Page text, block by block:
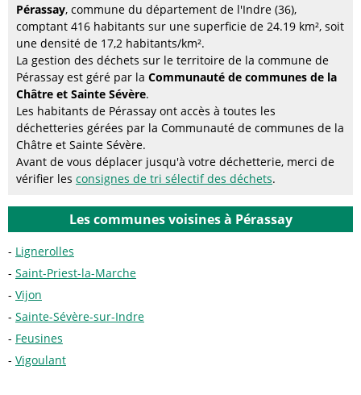
Pérassay, commune du département de l'Indre (36),
comptant 416 habitants sur une superficie de 24.19 km², soit
une densité de 17,2 habitants/km².
La gestion des déchets sur le territoire de la commune de
Pérassay est géré par la Communauté de communes de la
Châtre et Sainte Sévère.
Les habitants de Pérassay ont accès à toutes les
déchetteries gérées par la Communauté de communes de la
Châtre et Sainte Sévère.
Avant de vous déplacer jusqu'à votre déchetterie, merci de
vérifier les consignes de tri sélectif des déchets.
Les communes voisines à Pérassay
Lignerolles
Saint-Priest-la-Marche
Vijon
Sainte-Sévère-sur-Indre
Feusines
Vigoulant